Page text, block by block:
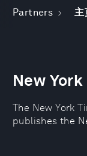
Partners 主
New
The New York
publishes the